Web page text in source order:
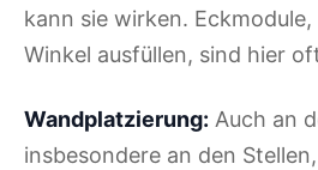
kann sie wirken.
Winkel ausfüllen, sind hier
Wandplatzierung: Auch an
insbesondere an den